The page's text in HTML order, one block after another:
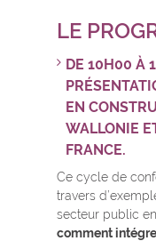
LE
DE 10H00 À
EN
WALLONIE
FRANCE.
Ce cycle de
travers
secteur public
comment